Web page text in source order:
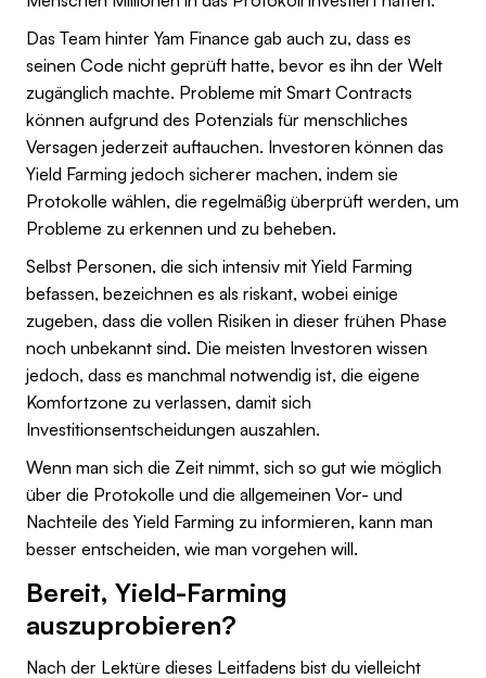
Das Team hinter Yam Finance gab auch zu, dass es
seinen Code nicht geprüft hatte, bevor es ihn der Welt
zugänglich machte. Probleme mit Smart Contracts
können aufgrund des Potenzials für menschliches
Versagen jederzeit auftauchen. Investoren können das
Yield Farming jedoch sicherer machen, indem sie
Protokolle wählen, die regelmäßig überprüft werden, um
Probleme zu erkennen und zu beheben.
Selbst Personen, die sich intensiv mit Yield Farming
befassen, bezeichnen es als riskant, wobei einige
zugeben, dass die vollen Risiken in dieser frühen Phase
noch unbekannt sind. Die meisten Investoren wissen
jedoch, dass es manchmal notwendig ist, die eigene
Komfortzone zu verlassen, damit sich
Investitionsentscheidungen auszahlen.
Wenn man sich die Zeit nimmt, sich so gut wie möglich
über die Protokolle und die allgemeinen Vor- und
Nachteile des Yield Farming zu informieren, kann man
besser entscheiden, wie man vorgehen will.
Bereit, Yield-Farming
auszuprobieren?
Nach der Lektüre dieses Leitfadens bist du vielleicht